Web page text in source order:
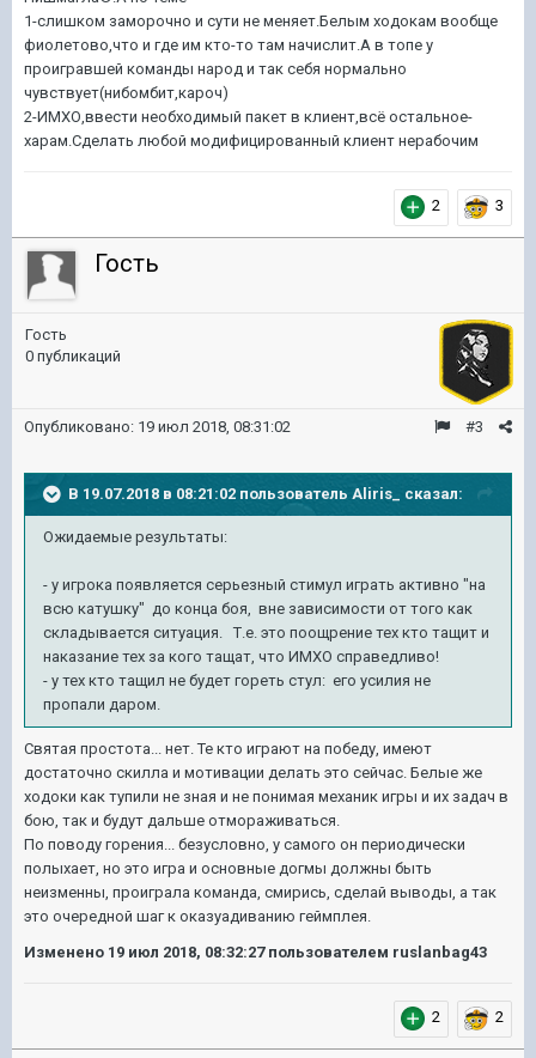
1-слишком заморочно и сути не меняет.Белым ходокам вообще
фиолетово,что и где им кто-то там начислит.А в топе у
проигравшей команды народ и так себя нормально
чувствует(нибомбит,кароч)
2-ИМХО,ввести необходимый пакет в клиент,всё остальное-
харам.Сделать любой модифицированный клиент нерабочим
2 3
Гость
Гость
0 публикаций
#3
Опубликовано: 19 июл 2018, 08:31:02
В 19.07.2018 в 08:21:02 пользователь Aliris_ сказал:
Ожидаемые результаты:
- у игрока появляется серьезный стимул играть активно "на
всю катушку" до конца боя, вне зависимости от того как
складывается ситуация. Т.е. это поощрение тех кто тащит и
наказание тех за кого тащат, что ИМХО справедливо!
- у тех кто тащил не будет гореть стул: его усилия не
пропали даром.
Святая простота... нет. Те кто играют на победу, имеют
достаточно скилла и мотивации делать это сейчас. Белые же
ходоки как тупили не зная и не понимая механик игры и их задач в
бою, так и будут дальше отмораживаться.
По поводу горения... безусловно, у самого он периодически
полыхает, но это игра и основные догмы должны быть
неизменны, проиграла команда, смирись, сделай выводы, а так
это очередной шаг к оказуадиванию геймплея.
Изменено 19 июл 2018, 08:32:27пользователем ruslanbag43
2 2